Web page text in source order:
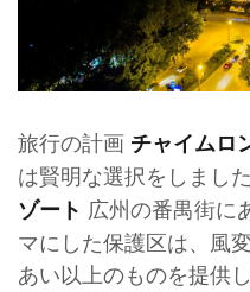
旅行の計画 チャイムロ
は賢明な選択をしまし
ゾート 広州の番禺街に
マにした保護区は、風
あい以上のものを提供